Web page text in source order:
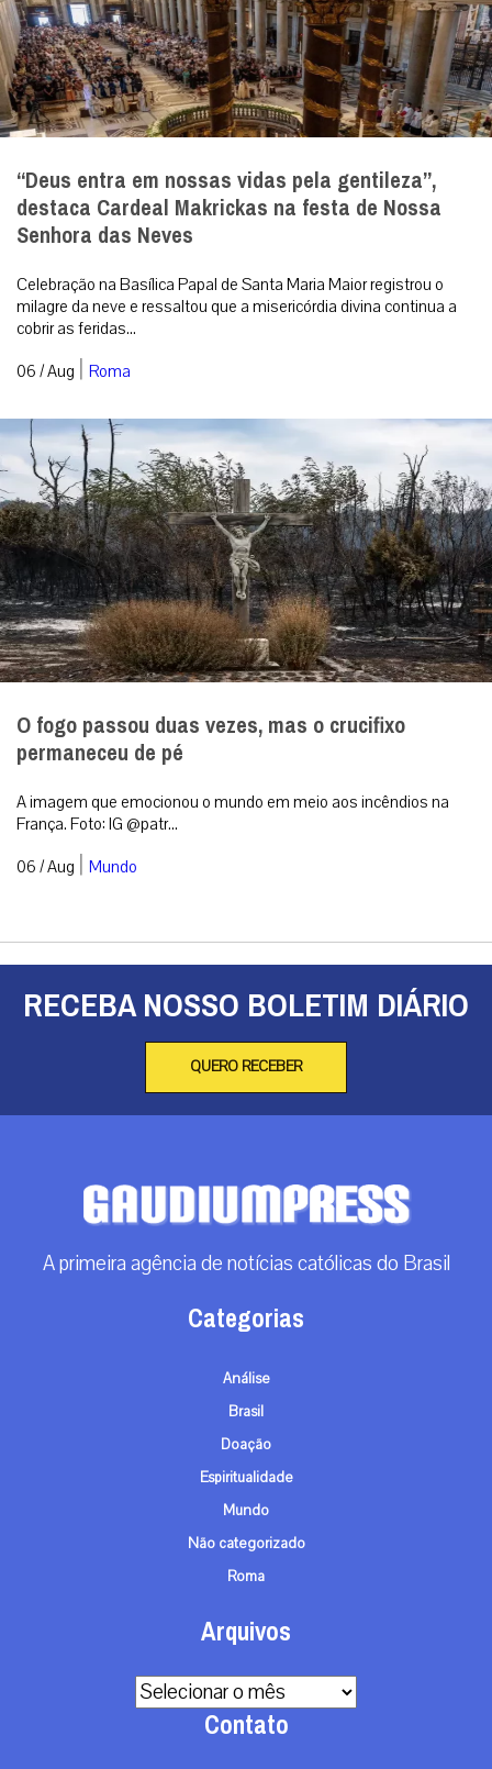
“Deus entra em nossas vidas pela gentileza”,
destaca Cardeal Makrickas na festa de Nossa
Senhora das Neves
Celebração na Basílica Papal de Santa Maria Maior registrou o
milagre da neve e ressaltou que a misericórdia divina continua a
cobrir as feridas...
06 / Aug | Roma
O fogo passou duas vezes, mas o crucifixo
permaneceu de pé
A imagem que emocionou o mundo em meio aos incêndios na
França. Foto: IG @patr...
06 / Aug | Mundo
RECEBA NOSSO BOLETIM DIÁRIO
QUERO RECEBER
A primeira agência de notícias católicas do Brasil
Categorias
Análise
Brasil
Doação
Espiritualidade
Mundo
Não categorizado
Roma
Arquivos
Arquivos
Contato